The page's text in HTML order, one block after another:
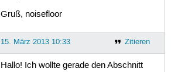
Gruß, noisefloor
Zitieren
15. März 2013 10:33
Hallo! Ich wollte gerade den Abschnitt